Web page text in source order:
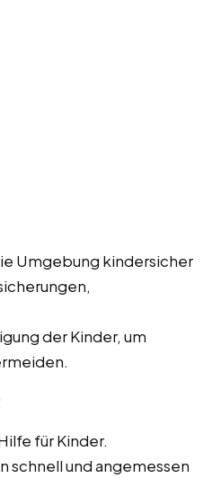
Umgebung kindersicher
der Kinder, um
für Kinder.
schnell und angemessen